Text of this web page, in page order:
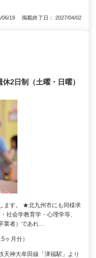
06/19 掲載終了日： 2027/04/02
2日制（土曜・日曜）
ます。 ★北九州市にも同様求
社会学教育学・心理学等、
業者）であれ…
ヶ月分）
天神大牟田線「津福駅」より